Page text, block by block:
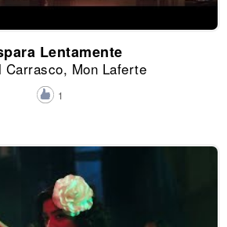
Lentamente
Carrasco, Mon Laferte
1